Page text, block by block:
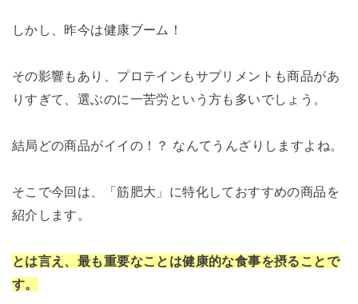
しかし、昨今は健康ブーム！
その影響もあり、プロテインもサプリメントも商品があ
りすぎて、選ぶのに一苦労という方も多いでしょう。
結局どの商品がイイの！？ なんてうんざりしますよね。
そこで今回は、「筋肥大」に特化しておすすめの商品を
紹介します。
とは言え、最も重要なことは健康的な食事を摂ることで
す。